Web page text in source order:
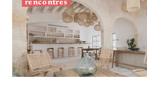
rencontres